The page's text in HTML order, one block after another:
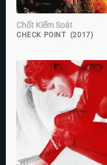
Chốt Kiểm Soát
CHECK POINT (2017)